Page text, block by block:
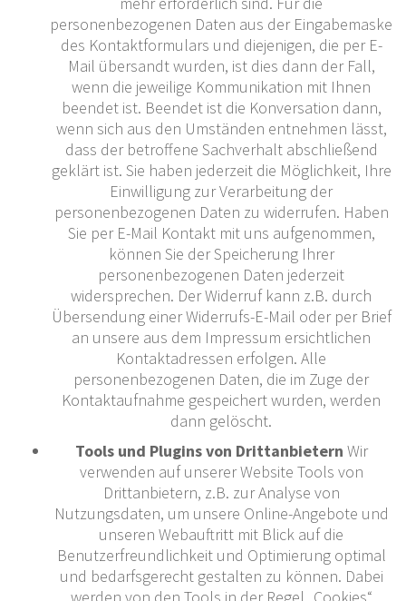
personenbezogenen Daten aus der Eingabemaske
des Kontaktformulars und diejenigen, die per E-
Mail übersandt wurden, ist dies dann der Fall,
wenn die jeweilige Kommunikation mit Ihnen
beendet ist. Beendet ist die Konversation dann,
wenn sich aus den Umständen entnehmen lässt,
dass der betroffene Sachverhalt abschließend
geklärt ist. Sie haben jederzeit die Möglichkeit, Ihre
Einwilligung zur Verarbeitung der
personenbezogenen Daten zu widerrufen. Haben
Sie per E-Mail Kontakt mit uns aufgenommen,
können Sie der Speicherung Ihrer
personenbezogenen Daten jederzeit
widersprechen. Der Widerruf kann z.B. durch
Übersendung einer Widerrufs-E-Mail oder per Brief
an unsere aus dem Impressum ersichtlichen
Kontaktadressen erfolgen. Alle
personenbezogenen Daten, die im Zuge der
Kontaktaufnahme gespeichert wurden, werden
dann gelöscht.
Tools und Plugins von Drittanbietern Wir
verwenden auf unserer Website Tools von
Drittanbietern, z.B. zur Analyse von
Nutzungsdaten, um unsere Online-Angebote und
unseren Webauftritt mit Blick auf die
Benutzerfreundlichkeit und Optimierung optimal
und bedarfsgerecht gestalten zu können. Dabei
werden von den Tools in der Regel „Cookies“